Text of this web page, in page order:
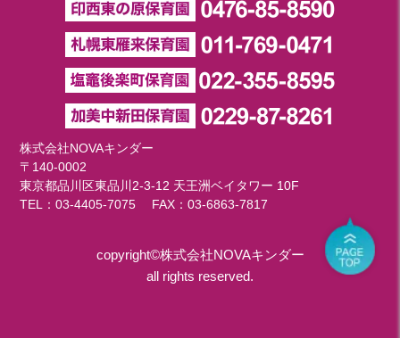
株式会社NOVAキンダー
〒140-0002
東京都品川区東品川2-3-12 天王洲ベイタワー 10F
TEL：03-4405-7075 FAX：03-6863-7817
copyright©株式会社NOVAキンダー
all rights reserved.